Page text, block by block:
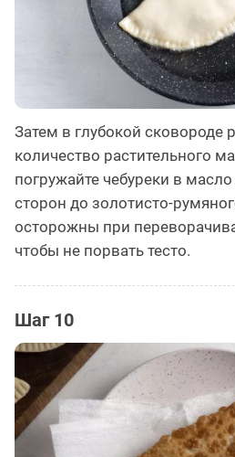
Затем в глубокой сковороде
количество растительного
погружайте чебуреки в
сторон до золотисто-
осторожны при
чтобы не порвать тесто.
Шаг 10